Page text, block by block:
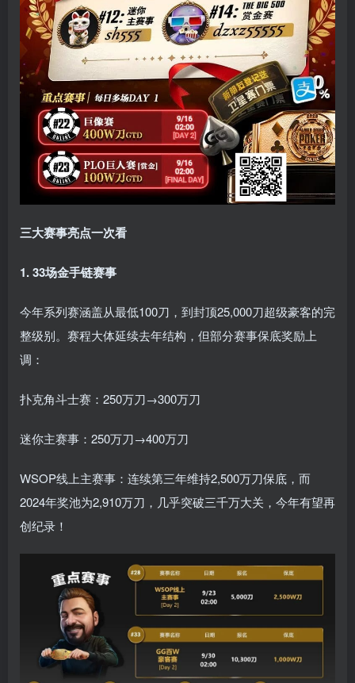
三大赛事亮点一次看
1. 33场金手链赛事
今年系列赛涵盖从最低100刀，到封顶25,000刀超级豪客的完
整级别。赛程大体延续去年结构，但部分赛事保底奖励上
调：
扑克角斗士赛：250万刀→300万刀
迷你主赛事：250万刀→400万刀
WSOP线上主赛事：连续第三年维持2,500万刀保底，而
2024年奖池为2,910万刀，几乎突破三千万大关，今年有望再
创纪录！